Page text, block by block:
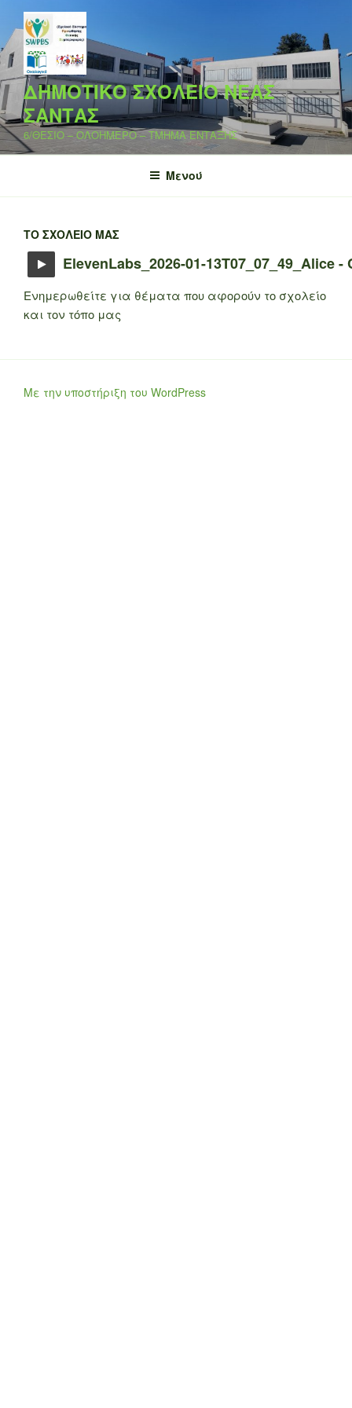
Μετάβαση
στο
περιεχόμενο
ΔΗΜΟΤΙΚΟ ΣΧΟΛΕΙΟ ΝΕΑΣ
ΣΑΝΤΑΣ
6/ΘΕΣΙΟ – ΟΛΟΗΜΕΡΟ – ΤΜΗΜΑ ΕΝΤΑΞΗΣ
Μενού
ΤΟ ΣΧΟΛΕΊΟ ΜΑΣ
ElevenLabs_2026-01-13T07_07_49_Alice
Ενημερωθείτε για θέματα που αφορούν το σχολείο
και τον τόπο μας
Με την υποστήριξη του WordPress